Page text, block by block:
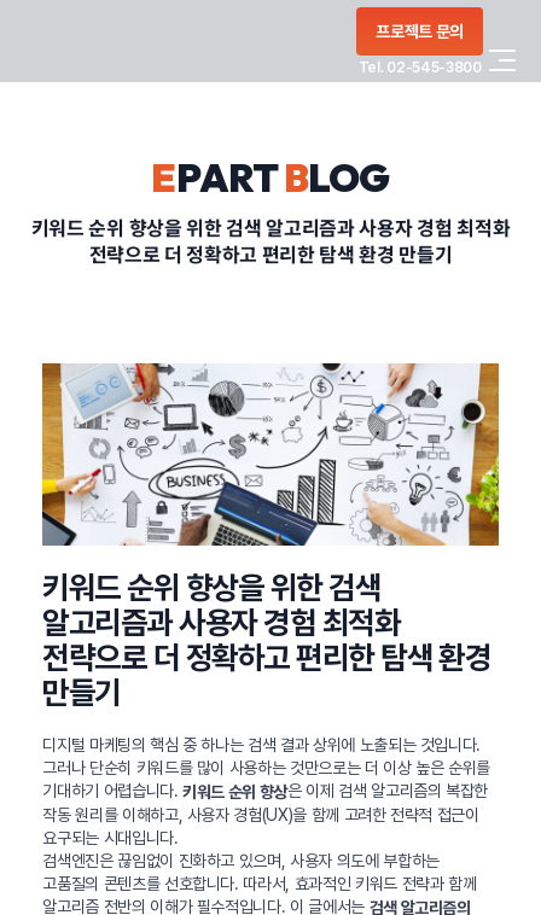
프로젝트 문의
Tel. 02-545-3800
PORTFOLIO
CONTACT
정부지원사업
EPARTBLOG
키워드 순위 향상을 위한 검색 알고리즘과 사용자 경험 최적화
전략으로 더 정확하고 편리한 탐색 환경 만들기
키워드 순위 향상을 위한 검색
알고리즘과 사용자 경험 최적화
전략으로 더 정확하고 편리한 탐색 환경
만들기
디지털 마케팅의 핵심 중 하나는 검색 결과 상위에 노출되는 것입니다.
그러나 단순히 키워드를 많이 사용하는 것만으로는 더 이상 높은 순위를
기대하기 어렵습니다.키워드 순위 향상은 이제 검색 알고리즘의 복잡한
작동 원리를 이해하고, 사용자 경험(UX)을 함께 고려한 전략적 접근이
요구되는 시대입니다.
검색엔진은 끊임없이 진화하고 있으며, 사용자 의도에 부합하는
고품질의 콘텐츠를 선호합니다. 따라서, 효과적인 키워드 전략과 함께
알고리즘 전반의 이해가 필수적입니다. 이 글에서는 검색 알고리즘의